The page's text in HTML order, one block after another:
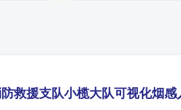
救援支队小榄大队可视化烟